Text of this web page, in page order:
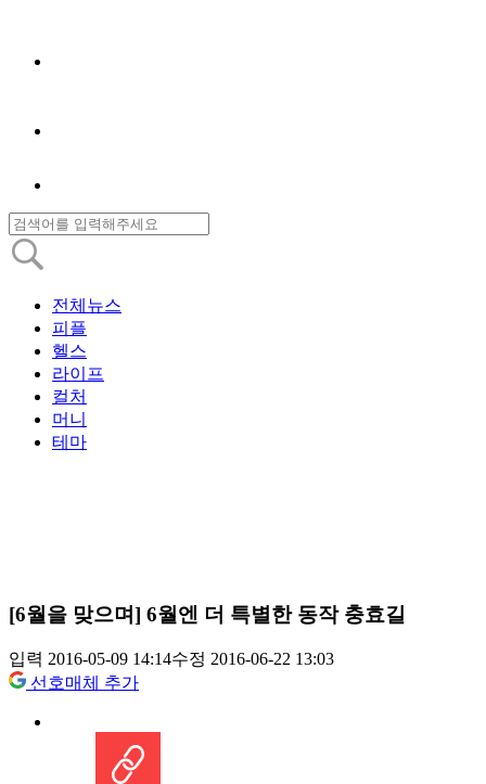
전체뉴스
피플
헬스
라이프
컬처
머니
테마
[6월을 맞으며] 6월엔 더 특별한 동작 충효길
입력 2016-05-09 14:14수정 2016-06-22 13:03
선호매체 추가